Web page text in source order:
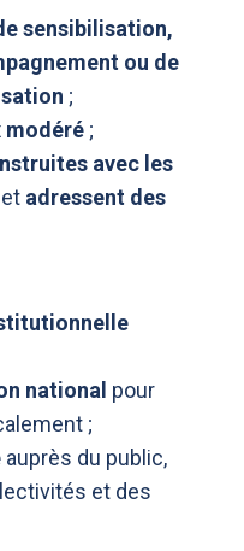
sensibilisation,
ou de
;
modéré ;
avec les
et adressent des
national pour
;
auprès du public,
et des